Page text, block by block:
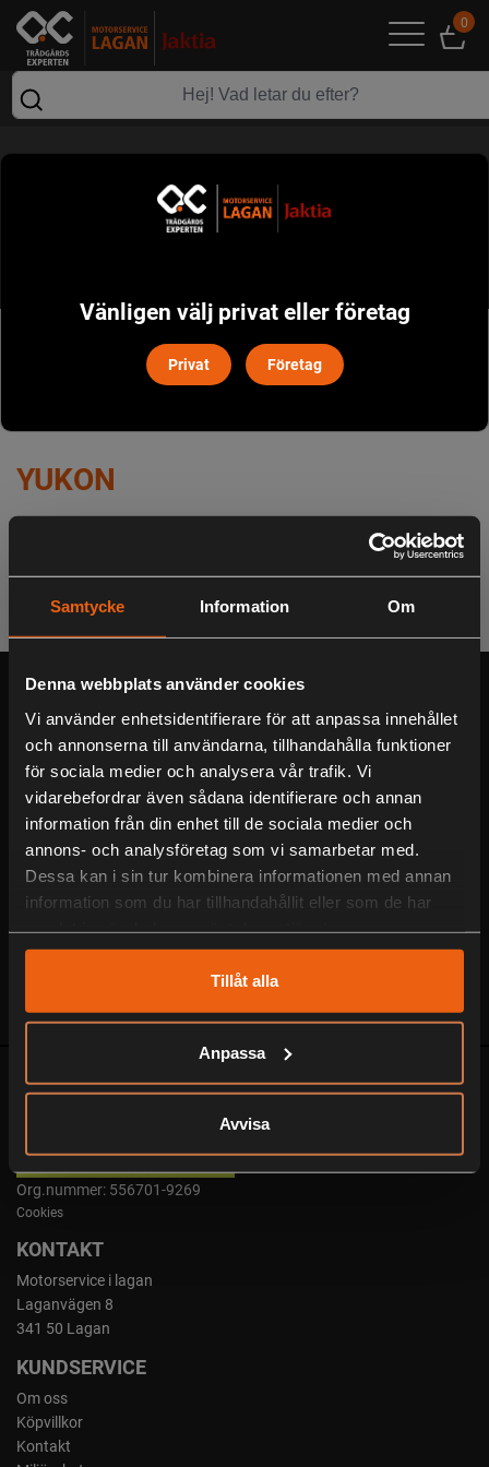
Samtycke Information Om
Denna webbplats använder cookies
Vi använder enhetsidentifierare för att anpassa innehållet
och annonserna till användarna, tillhandahålla funktioner
för sociala medier och analysera vår trafik. Vi
vidarebefordrar även sådana identifierare och annan
information från din enhet till de sociala medier och
annons- och analysföretag som vi samarbetar med.
Dessa kan i sin tur kombinera informationen med annan
information som du har tillhandahållit eller som de har
Tillåt alla
Anpassa
Avvisa
0
YUKON
POPULÄRT I DENNA KATEGORI
YUKON
Serviceverkstad
Välkommen in till vår personliga verkstad som servar och reparerar
alla märken!
Blocket/Begagnat
Fyndvaror och begagnade varor hittar du på vår Blocket-butik!
Om oss
verksam sen 1987 och ligger smidigt belägen längs E4:an i
Org.nummer: 556701-9269
Cookies
KONTAKT
Motorservice i lagan
Laganvägen 8
341 50 Lagan
KUNDSERVICE
Om oss
Köpvillkor
Kontakt
Vänligen välj privat eller företag
Privat Företag